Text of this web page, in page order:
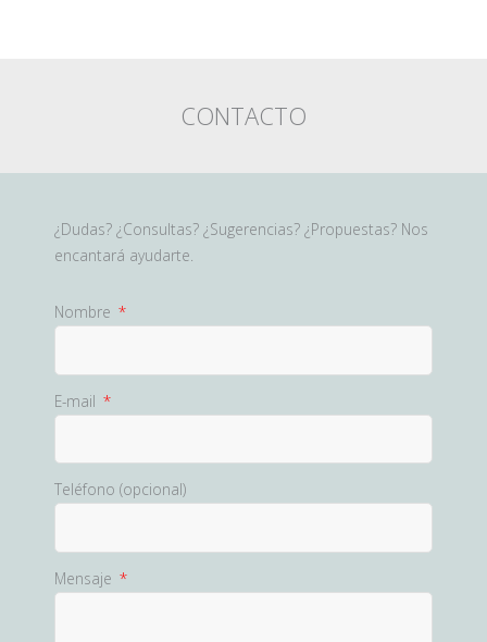
CONTACTO
¿Dudas? ¿Consultas? ¿Sugerencias? ¿Propuestas? Nos
encantará ayudarte.
Nombre
E-mail
Teléfono (opcional)
Mensaje